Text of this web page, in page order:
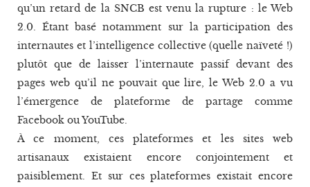
qu’un retard de la SNCB est venu la rupture : le Web
2.0. Étant basé notamment sur la participation des
internautes et l’intelligence collective (quelle naïveté !)
plutôt que de laisser l’internaute passif devant des
pages web qu’il ne pouvait que lire, le Web 2.0 a vu
l’émergence de plateforme de partage comme
Facebook ou YouTube.
À ce moment, ces plateformes et les sites web
artisanaux existaient encore conjointement et
paisiblement. Et sur ces plateformes existait encore